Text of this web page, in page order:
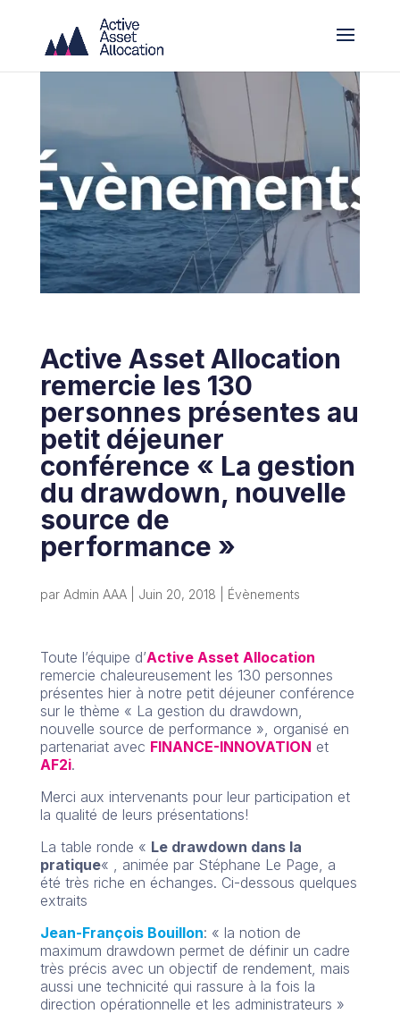
Active Asset Allocation
remercie les 130
personnes présentes au
petit déjeuner
conférence « La gestion
du drawdown, nouvelle
source de
performance »
par Admin AAA| Juin 20, 2018 Évènements
Toute l’équipe d’Active Asset Allocation
remercie chaleureusement les 130 personnes
présentes hier à notre petit déjeuner conférence
sur le thème « La gestion du drawdown,
nouvelle source de performance », organisé en
partenariat avec FINANCE-INNOVATION et
AF2i.
Merci aux intervenants pour leur participation et
la qualité de leurs présentations!
La table ronde « Le drawdown dans la
pratique« , animée par Stéphane Le Page, a
été très riche en échanges. Ci-dessous quelques
extraits
Jean-François Bouillon: « la notion de
maximum drawdown permet de définir un cadre
très précis avec un objectif de rendement, mais
aussi une technicité qui rassure à la fois la
direction opérationnelle et les administrateurs »